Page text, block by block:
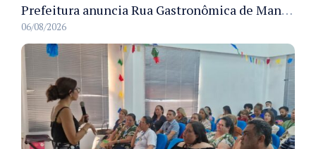
Prefeitura anuncia Rua Gastronômica de Manaus e garante alternativas para 54 ambulantes cadastrados
06/08/2026